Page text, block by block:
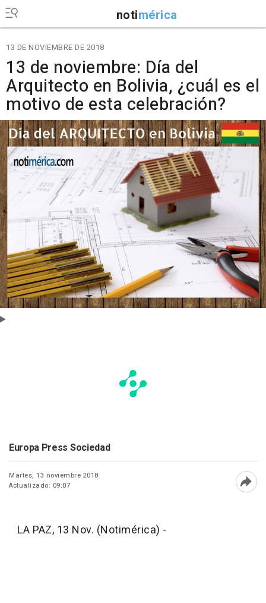
notimérica
13 DE NOVIEMBRE DE 2018
13 de noviembre: Día del
Arquitecto en Bolivia, ¿cuál es el
motivo de esta celebración?
Europa Press Sociedad
Martes, 13 noviembre 2018
Actualizado: 09:07
LA PAZ, 13 Nov. (Notimérica) -